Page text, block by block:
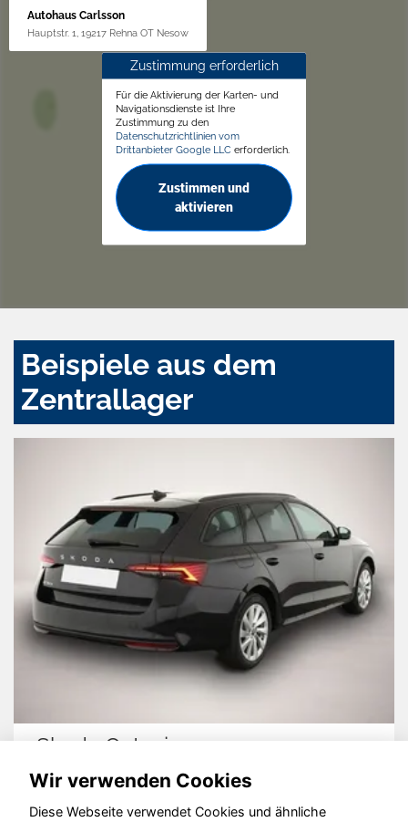
Autohaus Carlsson
Hauptstr. 1, 19217 Rehna OT Nesow
Zustimmung erforderlich
Für die Aktivierung der Karten- und
Navigationsdienste ist Ihre
Zustimmung zu den
Datenschutzrichtlinien vom
Drittanbieter Google LLC erforderlich.
Zustimmen und
aktivieren
Beispiele aus dem
Zentrallager
Skoda Octavia
Wir verwenden Cookies
Diese Webseite verwendet Cookies und ähnliche